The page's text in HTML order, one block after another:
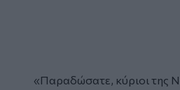
«Παραδώσατε, κύριοι της